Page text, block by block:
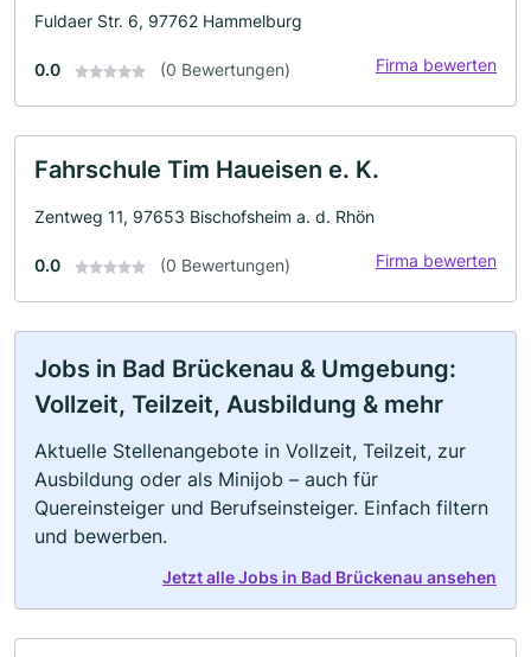
Fuldaer Str. 6, 97762 Hammelburg
0.0 (0 Bewertungen) Firma bewerten
Fahrschule Tim Haueisen e. K.
Zentweg 11, 97653 Bischofsheim a. d. Rhön
0.0 (0 Bewertungen) Firma bewerten
Jobs in Bad Brückenau & Umgebung:
Vollzeit, Teilzeit, Ausbildung & mehr
Aktuelle Stellenangebote in Vollzeit, Teilzeit, zur
Ausbildung oder als Minijob – auch für
Quereinsteiger und Berufseinsteiger. Einfach filtern
und bewerben.
Jetzt alle Jobs in Bad Brückenau ansehen